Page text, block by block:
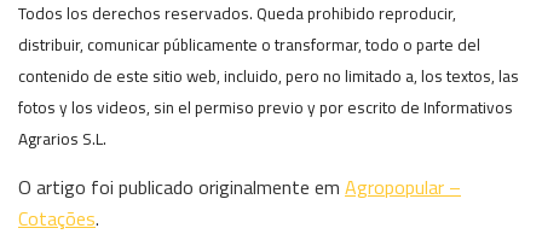
Todos los derechos reservados. Queda prohibido reproducir,
distribuir, comunicar públicamente o transformar, todo o parte del
contenido de este sitio web, incluido, pero no limitado a, los textos, las
fotos y los videos, sin el permiso previo y por escrito de Informativos
Agrarios S.L.
O artigo foi publicado originalmente em Agropopular –
Cotações.